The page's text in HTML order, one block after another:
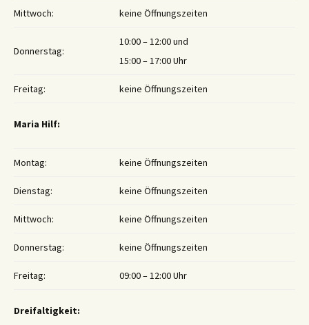
Mittwoch: keine Öffnungszeiten
Donnerstag:
10:00 – 12:00 und
15:00 – 17:00 Uhr
Freitag: keine Öffnungszeiten
Maria Hilf:
Montag: keine Öffnungszeiten
Dienstag: keine Öffnungszeiten
Mittwoch: keine Öffnungszeiten
Donnerstag: keine Öffnungszeiten
Freitag: 09:00 – 12:00 Uhr
Dreifaltigkeit: